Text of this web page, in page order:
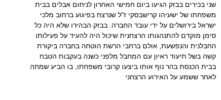
שני בכירים בבזק הגיעו ביום חמישי האחרון לניחום אבלים בבית
משפחתו של ישעיהו קרישבסקי ז"ל שנרצח בפיגוע ברחוב מלכי
ישראל בירושלים על ידי עובד החברה. בבזק הבהירו שלא היה כל
סימן מוקדם להתנהגותו הרצחנית שיכול היה להעיד על פעילותו
החבלנית והנפשעת, אולם ברחבי הרשת הוטחה בחברה ביקורת
קשה בשל תיעוד ראיון עם המחבל מלפני כשנה בעקבות הטבח
בבית הכנסת בהר נוף אותו ביצעו קרובי משפחתו, בו הביע שמחה
לאחר ששמע על האירוע הרצחני